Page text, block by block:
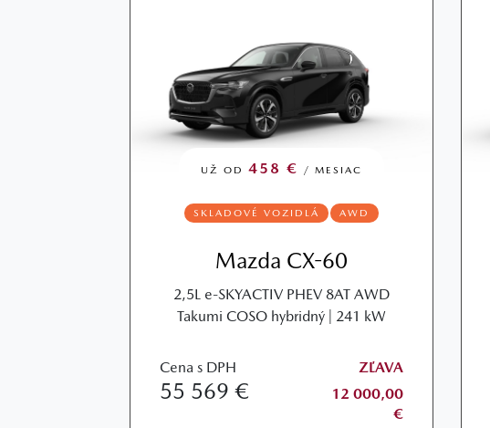
UŽ OD 458 € / MESIAC
SKLADOVÉ VOZIDLÁ AWD
Mazda CX-60
2,5L e-SKYACTIV PHEV 8AT AWD
Takumi COSO hybridný | 241 kW
Cena s DPH
55 569 €
ZĽAVA
12 000,00
€